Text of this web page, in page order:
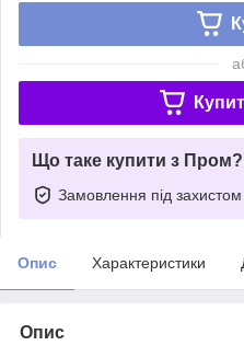
Що таке купити з Пром?
Замовлення під захистом
Опис Характеристики
Опис